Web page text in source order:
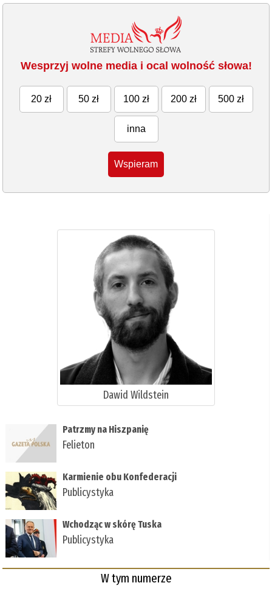
Wesprzyj wolne media i ocal wolność słowa!
20 zł 50 zł 100 zł 200 zł 500 zł
inna
Wspieram
Dawid Wildstein
Patrzmy na Hiszpanię
Felieton
Karmienie obu Konfederacji
Publicystyka
Wchodząc w skórę Tuska
Publicystyka
W tym numerze